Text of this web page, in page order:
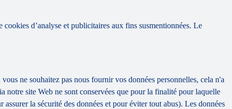
d’analyse et publicitaires aux fins susmentionnées. Le
ne souhaitez pas nous fournir vos données personnelles, cela n'a
notre site Web ne sont conservées que pour la finalité pour laquelle
la sécurité des données et pour éviter tout abus). Les données